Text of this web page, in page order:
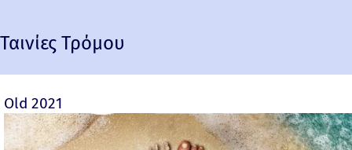
Ταινίες Τρόμου
Old 2021